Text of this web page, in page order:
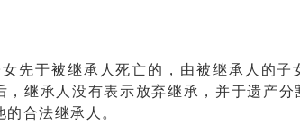
先于被继承人死亡的，由被继承人的子
，继承人没有表示放弃继承，并于遗产
合法继承人。